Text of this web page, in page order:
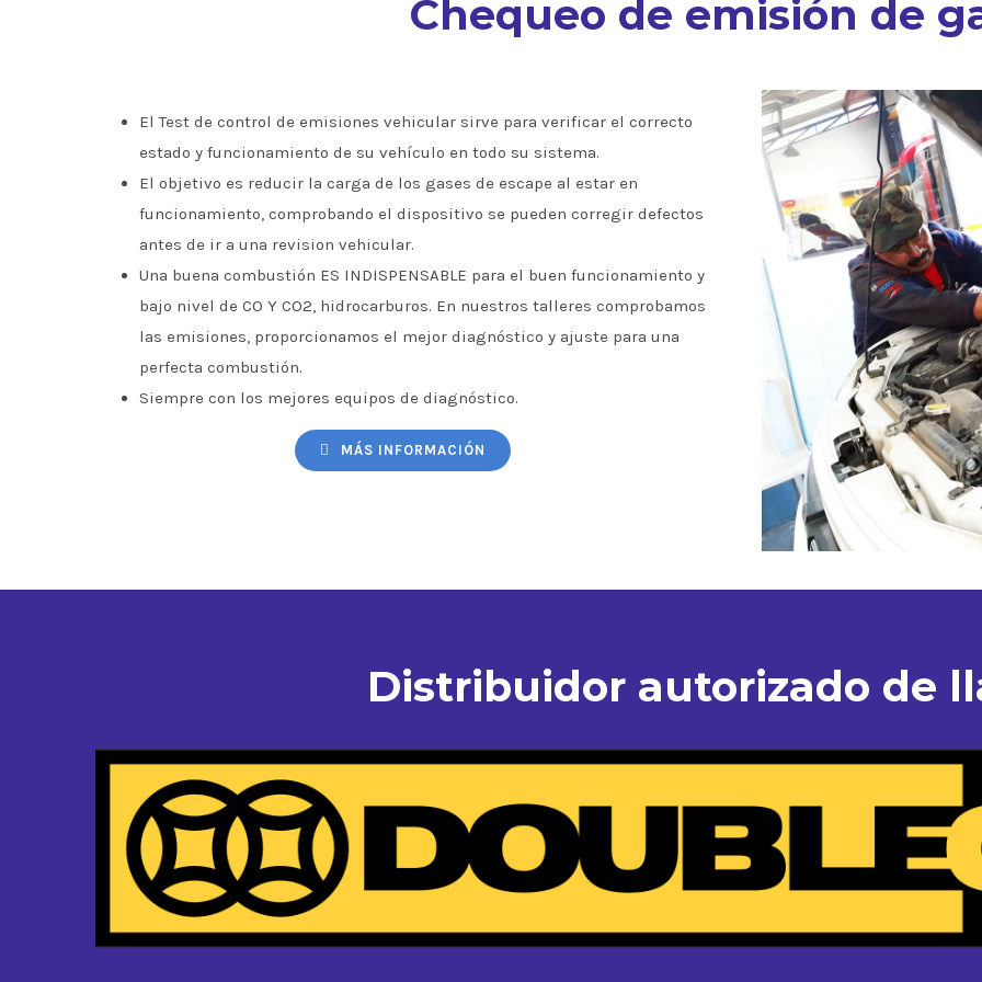
Chequeo de emisión de
El Test de control de emisiones vehicular sirve para verificar el correcto
estado y funcionamiento de su vehículo en todo su sistema.
El objetivo es reducir la carga de los gases de escape al estar en
funcionamiento, comprobando el dispositivo se pueden corregir defectos
antes de ir a una revision vehicular.
Una buena combustión ES INDISPENSABLE para el buen funcionamiento y
bajo nivel de CO Y CO2, hidrocarburos. En nuestros talleres comprobamos
las emisiones, proporcionamos el mejor diagnóstico y ajuste para una
perfecta combustión.
Siempre con los mejores equipos de diagnóstico.
MÁS INFORMACIÓN
Distribuidor autorizado de